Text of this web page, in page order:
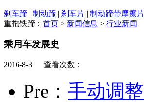
刹车蹄 | 制动蹄 | 刹车片 | 制动蹄带摩擦
重拖铁蹄： 首页 > 新闻信息 > 行业新闻
乘用车发展史
2016-8-3 查看次数：
Pre： 手动调